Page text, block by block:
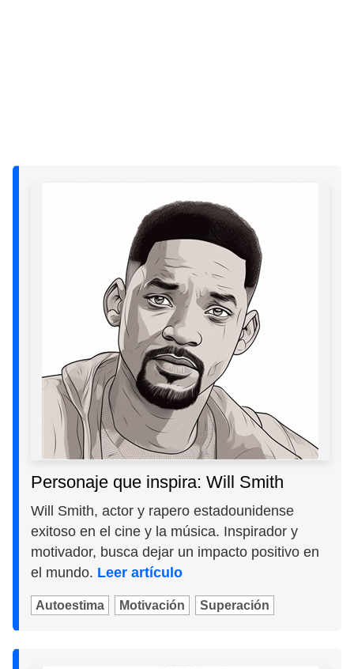
Personaje que inspira: Will Smith
Will Smith, actor y rapero estadounidense
exitoso en el cine y la música. Inspirador y
motivador, busca dejar un impacto positivo en
el mundo. Leer artículo
Autoestima Motivación Superación